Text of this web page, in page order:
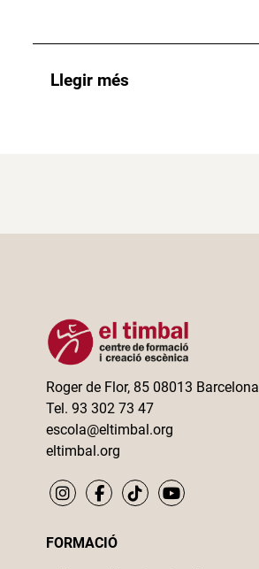
Llegir més
Roger de Flor, 85 08013 Barcelona
Tel. 93 302 73 47
escola@eltimbal.org
eltimbal.org
FORMACIÓ